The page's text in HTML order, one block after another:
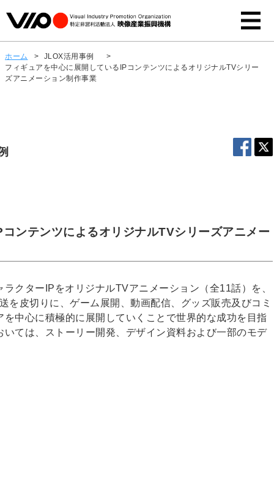
ホーム > JLOX活用事例
>
フィギュアを中心に展開しているIPコンテンツによるオリジナルTVシリー
ズアニメーション制作事業
ンテンツによるオリジナルTVシリーズアニメー
クターIPをオリジナルTVアニメーション（全11話）を、
を皮切りに、ゲーム展開、動画配信、グッズ販売及びコミ
中心に積極的に展開していくことで世界的な成功を目指
ては、ストーリー開発、デザイン資料および一部のモデ